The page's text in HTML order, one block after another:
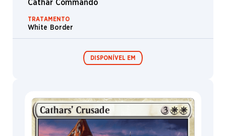
Cathar Commando
TRATAMENTO
White Border
DISPONÍVEL EM
Festival in a